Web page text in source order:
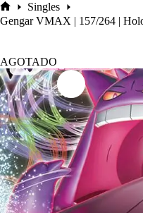
Inicio
Singles
Gengar VMAX | 157/264 |
AGOTADO